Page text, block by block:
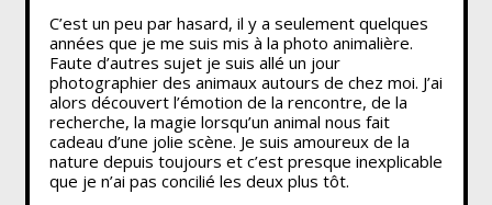
C’est un peu par hasard, il y a seulement quelques
années que je me suis mis à la photo animalière.
Faute d’autres sujet je suis allé un jour
photographier des animaux autours de chez moi. J’ai
alors découvert l’émotion de la rencontre, de la
recherche, la magie lorsqu’un animal nous fait
cadeau d’une jolie scène. Je suis amoureux de la
nature depuis toujours et c’est presque inexplicable
que je n’ai pas concilié les deux plus tôt.